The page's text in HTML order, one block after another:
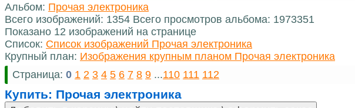
Альбом: Прочая электроника
Всего изображений: 1354 Всего просмотров альбома: 1973351
Показано 12 изображений на странице
Список: Список изображений Прочая электроника
Крупный план: Изображения крупным планом Прочая электроника
Страница: 0 1 2 3 4 5 6 7 8 9 ...110 111 112
Купить: Прочая электроника